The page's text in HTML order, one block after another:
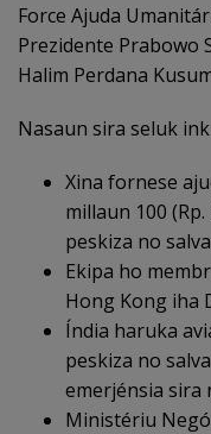
Force Ajuda
Prezidente Prabowo
Halim Perdana
Nasaun sira seluk
Xina fornese
millaun 100
peskiza no
Ekipa ho
Hong Kong iha
Índia haruka
peskiza no
emerjénsia sira
Ministériu